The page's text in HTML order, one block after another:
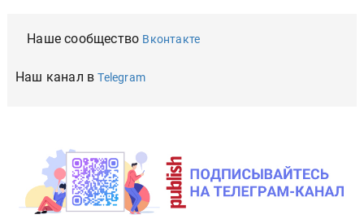
Наше сообщество Вконтакте
Наш канал вTelegram